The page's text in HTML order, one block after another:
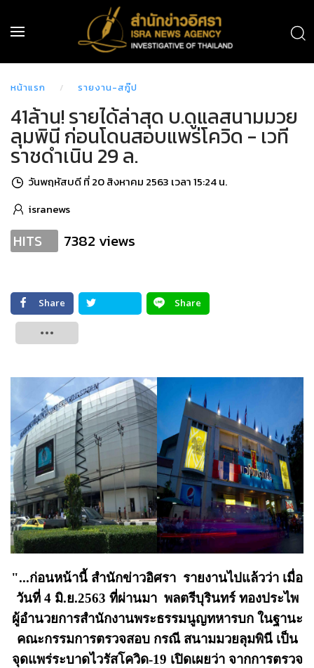
หน้าแรก รายงาน-สกู๊ป
41ล้าน! รายได้ล่าสุด บ.ดูแลสนามมวย
ลุมพินี ก่อนโดนสอบแพร่โควิด - เวที
ราชดำเนิน 29 ล.
วันพฤหัสบดี ที่ 20 สิงหาคม 2563 เวลา 15:24 น.
isranews
HITS 7382 views
Share
Share
"...ก่อนหน้านี้ สำนักข่าวอิศรา รายงานไปแล้วว่า เมื่อ
วันที่ 4 มิ.ย.2563 ที่ผ่านมา พลตรีบุรินทร์ ทองประไพ
ผู้อำนวยการสำนักงานพระธรรมนูญทหารบก ในฐานะ
คณะกรรมการตรวจสอบ กรณี สนามมวยลุมพินี เป็น
จุดแพร่ระบาดไวรัสโควิด-19 เปิดเผยว่า จากการตรวจ